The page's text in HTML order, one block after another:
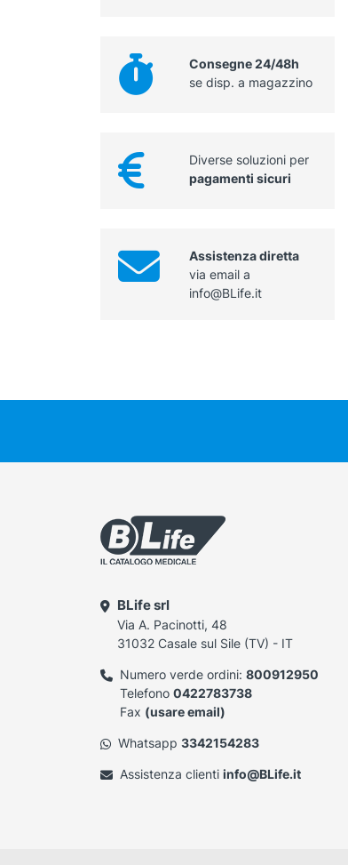
Consegne 24/48h
se disp. a magazzino
Diverse soluzioni per
pagamenti sicuri
Assistenza diretta
via email a
info@BLife.it
BLife srl
Via A. Pacinotti, 48
31032 Casale sul Sile (TV) - IT
Numero verde ordini: 800912950
Telefono 0422783738
Fax (usare email)
Whatsapp 3342154283
Assistenza clienti info@BLife.it